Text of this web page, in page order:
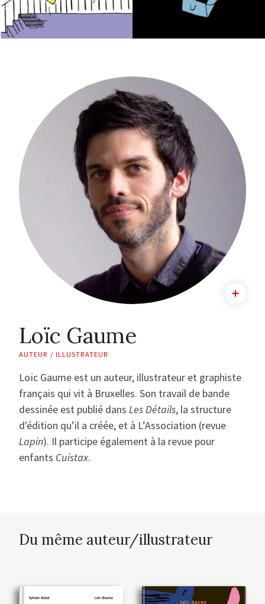
Loïc Gaume
AUTEUR / ILLUSTRATEUR
Loïc Gaume est un auteur, illustrateur et graphiste
français qui vit à Bruxelles. Son travail de bande
dessinée est publié dans Les Détails, la structure
d'édition qu’il a créée, et à L’Association (revue
Lapin). Il participe également à la revue pour
enfants Cuistax.
Du même auteur/illustrateur